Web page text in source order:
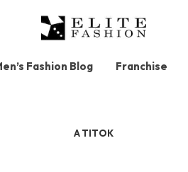
Fashion Blog Franchise
A TITOK